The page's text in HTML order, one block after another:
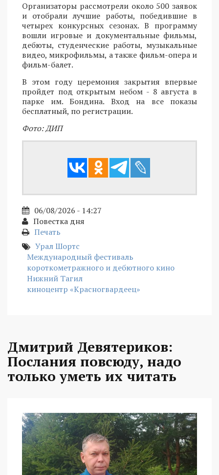
Организаторы рассмотрели около 500 заявок
и отобрали лучшие работы, победившие в
четырех конкурсных сезонах. В программу
вошли игровые и документальные фильмы,
дебюты, студенческие работы, музыкальные
видео, микрофильмы, а также фильм-опера и
фильм-балет.
В этом году церемония закрытия впервые
пройдет под открытым небом - 8 августа в
парке им. Бондина. Вход на все показы
бесплатный, по регистрации.
Фото: ДИП
06/08/2026 - 14:27
Повестка дня
Печать
Урал Шортс
Международный фестиваль
короткометражного и дебютного кино
Нижний Тагил
киноцентр «Красногвардеец»
Дмитрий Девятериков:
Послания повсюду, надо
только уметь их читать